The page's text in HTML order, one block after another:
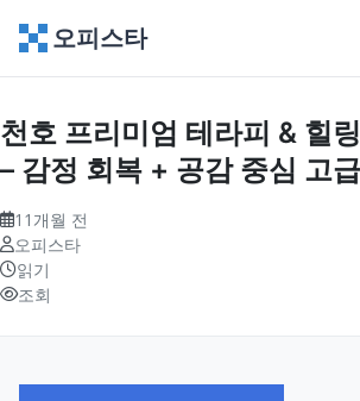
오피스타
천호 프리미엄 테라피 & 힐
– 감정 회복 + 공감 중심 고
11개월 전
오피스타
읽기
조회